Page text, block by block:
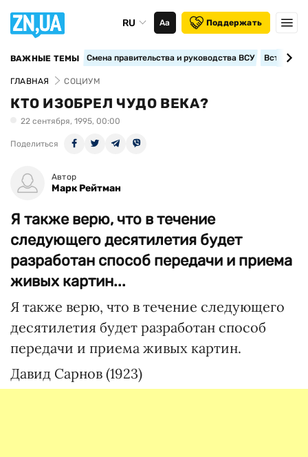
RU Аа Поддержать
ВАЖНЫЕ ТЕМЫ Смена правительства и руководства ВСУ
ГЛАВНАЯ СОЦИУМ
КТО ИЗОБРЕЛ ЧУДО ВЕКА?
22 сентября, 1995, 00:00
Поделиться
Автор
Марк Рейтман
Я также верю, что в течение
следующего десятилетия будет
разработан способ передачи и приема
живых картин...
Я также верю, что в течение следующего
десятилетия будет разработан способ
передачи и приема живых картин.
Давид Сарнов (1923)